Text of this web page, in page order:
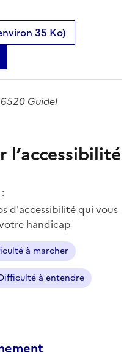
35 Ko)
Guidel
d'accessibilité qui vous
handicap
à marcher
à entendre